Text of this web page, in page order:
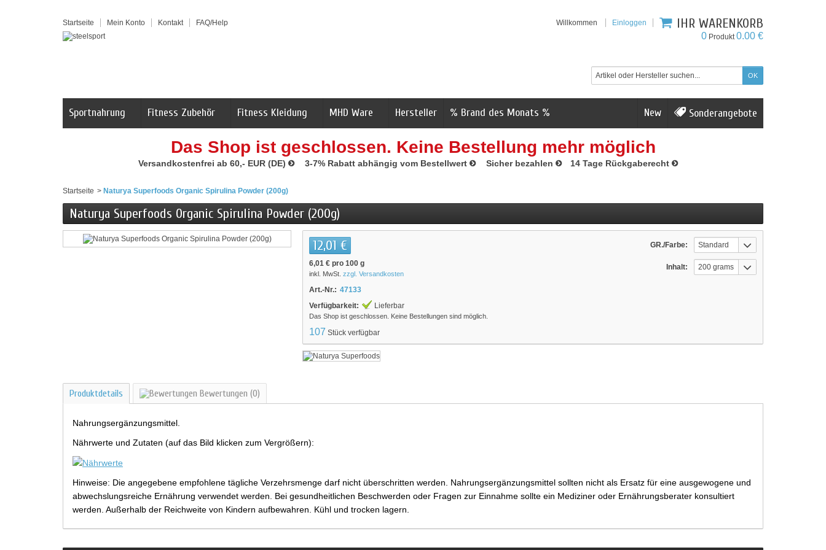
Startseite Mein Konto Kontakt FAQ/Help Willkommen Einloggen IHR WARENKORB
0 Produkt0.00 €
Sonderangebote
New
Sportnahrung Fitness Zubehör Fitness Kleidung MHD Ware Hersteller % Brand des Monats %
Das Shop ist geschlossen. Keine Bestellung mehr möglich
Versandkostenfrei ab 60,- EUR (DE) 3-7% Rabatt abhängig vom Bestellwert Sicher bezahlen 14 Tage Rückgaberecht
Startseite > Naturya Superfoods Organic Spirulina Powder (200g)
Naturya Superfoods Organic Spirulina Powder (200g)
GR./Farbe: Standard
Inhalt: 200 grams
12,01 €
6,01 € pro 100 g
inkl. MwSt. zzgl. Versandkosten
Art.-Nr.: 47133
Verfügbarkeit:
Lieferbar
Das Shop ist geschlossen. Keine Bestellungen sind möglich.
107 Stück verfügbar
Produktdetails Bewertungen (0)
Nahrungsergänzungsmittel.
Nährwerte und Zutaten (auf das Bild klicken zum Vergrößern):
Hinweise: Die angegebene empfohlene tägliche Verzehrsmenge darf nicht überschritten werden. Nahrungsergänzungsmittel sollten nicht als Ersatz für eine ausgewogene und
abwechslungsreiche Ernährung verwendet werden. Bei gesundheitlichen Beschwerden oder Fragen zur Einnahme sollte ein Mediziner oder Ernährungsberater konsultiert
werden. Außerhalb der Reichweite von Kindern aufbewahren. Kühl und trocken lagern.